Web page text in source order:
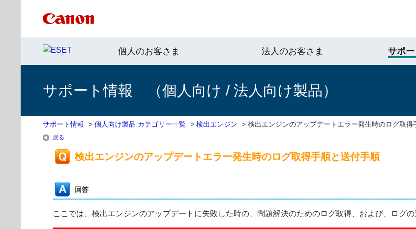
個人のお客さま 法人のお客さま サポー
サポート情報 （個人向け / 法人向け製品）
サポート情報 > 個人向け製品 カテゴリー一覧 > 検出エンジン > 検出エンジンのアップデートエラー発生時のログ取得
戻る
検出エンジンのアップデートエラー発生時のログ取得手順と送付手順
回答
ここでは、検出エンジンのアップデートに失敗した時の、問題解決のためのログ取得、および、ログの